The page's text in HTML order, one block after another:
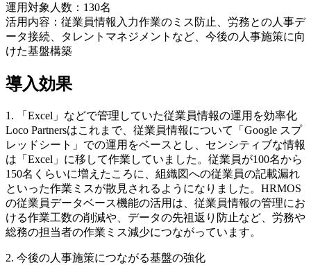
運用対象人数：130名
活用内容：従業員情報入力作業のミス防止、労務との人事デ
ータ接続、タレントマネジメントなど、今後の人事施策に向
けた基盤構築
導入効果
1. 「Excel」などで管理していた従業員情報の運用を効率化
Loco Partnersはこれまで、従業員情報について「Google スプ
レッドシート」での運用をベースとし、センシティブな情報
は「Excel」に移して作業していました。従業員が100名から
150名くらいに増えたころに、組織図への従業員の記載漏れ
といった作業ミスが散見されるようになりました。HRMOS
の従業員データベース機能の活用は、従業員情報の管理にお
ける作業工数の削減や、データの先祖返り防止など、労務や
総務の担当者の作業ミス減少につながっています。
2. 今後の人事施策につながる基盤の強化